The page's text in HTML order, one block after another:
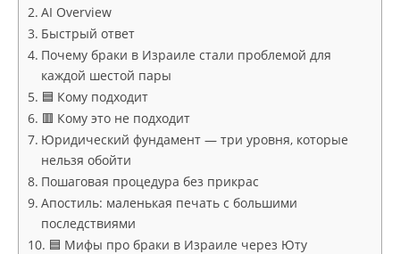
AI Overview
Быстрый ответ
Почему браки в Израиле стали проблемой для
каждой шестой пары
🟦 Кому подходит
🟥 Кому это не подходит
Юридический фундамент — три уровня, которые
нельзя обойти
Пошаговая процедура без прикрас
Апостиль: маленькая печать с большими
последствиями
🟦 Мифы про браки в Израиле через Юту